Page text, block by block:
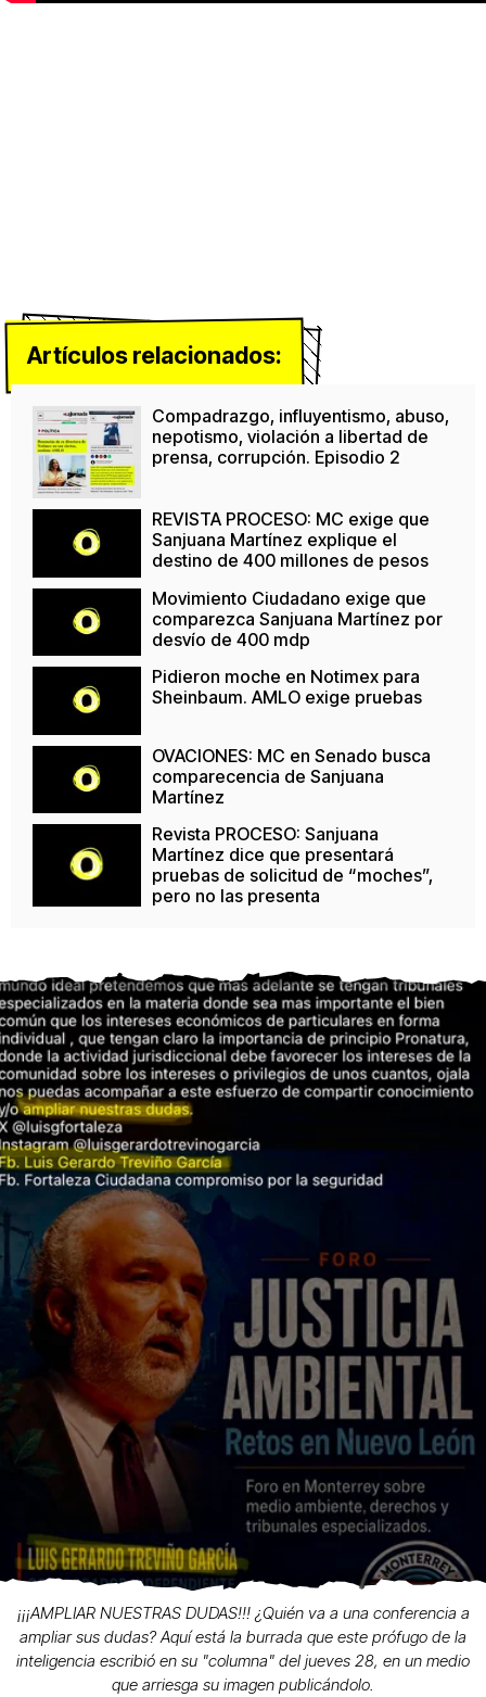
Artículos relacionados:
Compadrazgo, influyentismo, abuso,
nepotismo, violación a libertad de
prensa, corrupción. Episodio 2
REVISTA PROCESO: MC exige que
Sanjuana Martínez explique el
destino de 400 millones de pesos
Movimiento Ciudadano exige que
comparezca Sanjuana Martínez por
desvío de 400 mdp
Pidieron moche en Notimex para
Sheinbaum. AMLO exige pruebas
OVACIONES: MC en Senado busca
comparecencia de Sanjuana
Martínez
Revista PROCESO: Sanjuana
Martínez dice que presentará
pruebas de solicitud de “moches”,
pero no las presenta
¡¡¡AMPLIAR NUESTRAS DUDAS!!! ¿Quién va a una conferencia a
ampliar sus dudas? Aquí está la burrada que este prófugo de la
inteligencia escribió en su "columna" del jueves 28, en un medio
que arriesga su imagen publicándolo.